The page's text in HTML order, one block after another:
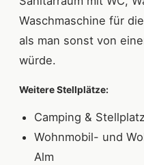
Waschmaschine für
als man sonst von
würde.
Weitere Stellplätze:
Camping &
Wohnmobil- und
Alm